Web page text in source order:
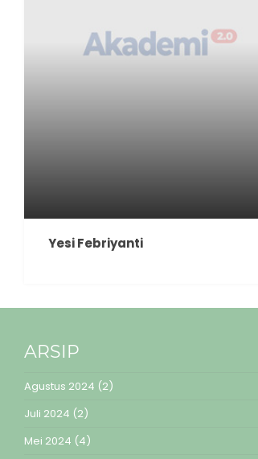
Yesi Febriyanti
ARSIP
Agustus 2024 (2)
Juli 2024 (2)
Mei 2024 (4)